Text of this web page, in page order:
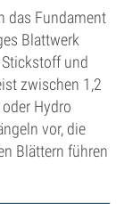
das Fundament
Blattwerk
und
zwischen 1,2
Hydro
vor, die
Blättern führen